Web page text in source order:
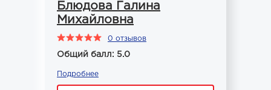
Блюдова Галина
Михайловна
0 отзывов
Общий балл: 5.0
Подробнее